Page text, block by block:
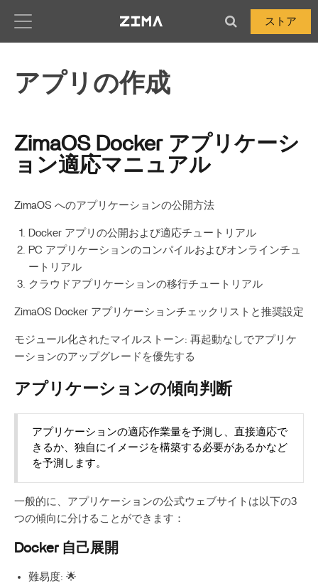
ストア
アプリの作成
ZimaOS Docker アプリケーシ
ョン適応マニュアル
ZimaOS へのアプリケーションの公開方法
Docker アプリの公開および適応チュートリアル
PC アプリケーションのコンパイルおよびオンラインチュ
ートリアル
クラウドアプリケーションの移行チュートリアル
ZimaOS Docker アプリケーションチェックリストと推奨設定
モジュール化されたマイルストーン: 再起動なしでアプリケ
ーションのアップグレードを優先する
アプリケーションの傾向判断
アプリケーションの適応作業量を予測し、直接適応で
きるか、独自にイメージを構築する必要があるかなど
を予測します。
一般的に、アプリケーションの公式ウェブサイトは以下の3
つの傾向に分けることができます：
Docker 自己展開
難易度: 🌟